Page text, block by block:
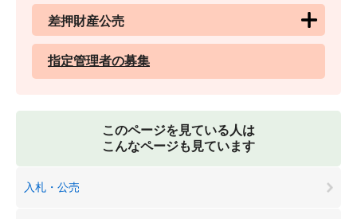
差押財産公売
指定管理者の募集
このページを見ている人は
こんなページも見ています
入札・公売